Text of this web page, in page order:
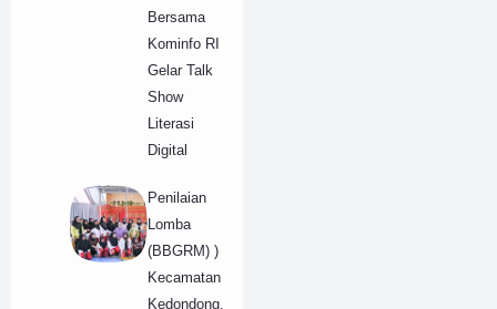
Bersama
Kominfo RI
Gelar Talk
Show
Literasi
Digital
Penilaian
Lomba
(BBGRM) )
Kecamatan
Kedondong,